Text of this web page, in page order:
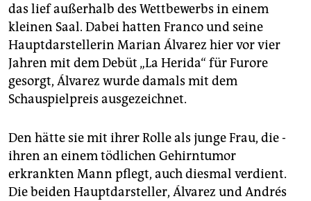
das lief außerhalb des Wettbewerbs in einem
kleinen Saal. Dabei hatten Franco und seine
Hauptdarstellerin Marian Álvarez hier vor vier
Jahren mit dem Debüt „La Herida“ für Furore
gesorgt, Álvarez wurde damals mit dem
Schauspielpreis aus­gezeichnet.
Den hätte sie mit ihrer Rolle als junge Frau, die ­
ihren an einem tödlichen Gehirntumor
erkrankten Mann pflegt, auch diesmal verdient.
Die beiden Hauptdarsteller, Álvarez und Andrés